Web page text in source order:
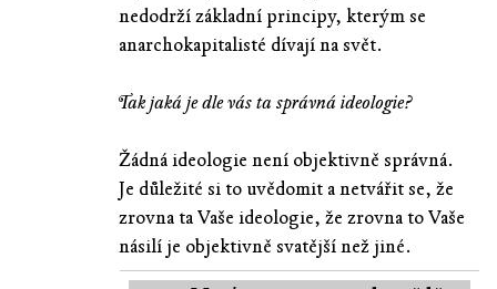
nedodrží základní principy, kterým se
anarchokapitalisté dívají na svět.
Tak jaká je dle vás ta správná ideologie?
Žádná ideologie není objektivně správná.
Je důležité si to uvědomit a netvářit se, že
zrovna ta Vaše ideologie, že zrovna to Vaše
násilí je objektivně svatější než jiné.